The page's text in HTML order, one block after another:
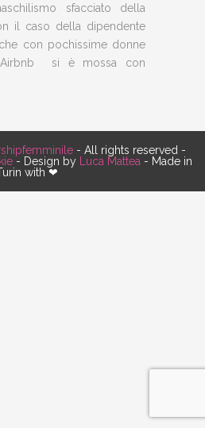
sfacciato della
il caso della dipendente
con pochissime donne
si è mossa con
- All rights reserved -
- Design by Luca Mattea - Made in
with ❤